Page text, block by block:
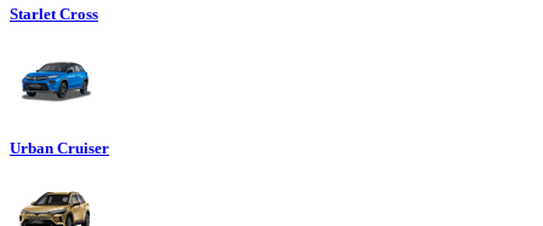
Starlet Cross
Urban Cruiser